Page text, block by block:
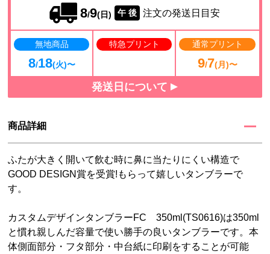
8/9(日) 午 後 注文の発送日目安
無地商品
8/18(火)〜
特急プリント 通常プリント
9/7(月)〜
発送日について
商品詳細
ふたが大きく開いて飲む時に鼻に当たりにくい構造で
GOOD DESIGN賞を受賞!もらって嬉しいタンブラーで
す。
カスタムデザインタンブラーFC 350ml(TS0616)は350ml
と慣れ親しんだ容量で使い勝手の良いタンブラーです。本
体側面部分・フタ部分・中台紙に印刷をすることが可能